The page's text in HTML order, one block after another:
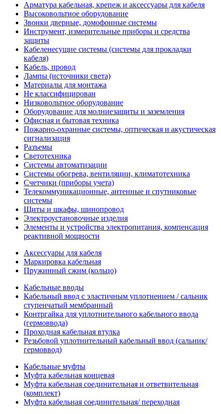
Арматура кабельная, крепеж и аксессуары для кабеля
Высоковольтное оборудование
Звонки дверные, домофонные системы
Инструмент, измерительные приборы и средства
защиты
Кабеленесущие системы (системы для прокладки
кабеля)
Кабель, провод
Лампы (источники света)
Материалы для монтажа
Не классифицирован
Низковольтное оборудование
Оборудование для молниезащиты и заземления
Офисная и бытовая техника
Пожарно-охранные системы, оптическая и акустическая
сигнализация
Разъемы
Светотехника
Системы автоматизации
Системы обогрева, вентиляции, климатотехника
Счетчики (приборы учета)
Телекоммуникационные, антенные и спутниковые
системы
Щиты и шкафы, шинопровод
Электроустановочные изделия
Элементы и устройства электропитания, компенсация
реактивной мощности
Аксессуары для кабеля
Маркировка кабельная
Пружинный сжим (кольцо)
Кабельные вводы
Кабельный ввод с эластичным уплотнением / сальник
ступенчатый мембранный
Контргайка для уплотнительного кабельного ввода
(гермоввода)
Проходная кабельная втулка
Резьбовой уплотнительный кабельный ввод (сальник/
гермоввод)
Кабельные муфты
Муфта кабельная концевая
Муфта кабельная соединительная и ответвительная
(комплект)
Муфта кабельная соединительная/ переходная